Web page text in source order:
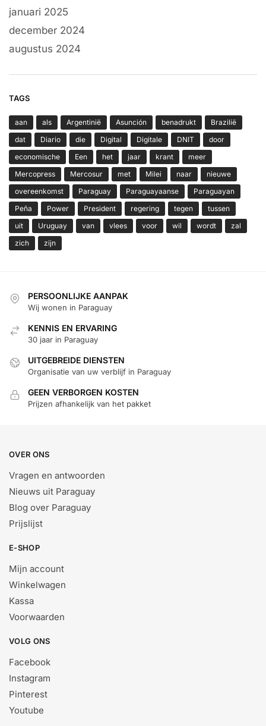
januari 2025
december 2024
augustus 2024
TAGS
aan als Argentinië Asunción benadrukt
Brazilië
dat
Diario die Digital Digitale DNIT
door
economische
Een het jaar krant
meer
Mercopress
Mercosur met Milei naar
nieuwe
overeenkomst
Paraguay Paraguayaanse
Paraguayan
Peña
Power President regering tegen
tussen
uit
Uruguay van vlees voor wil wordt
zal
zich
zijn
PERSOONLIJKE AANPAK
Wij wonen in Paraguay
KENNIS EN ERVARING
30 jaar in Paraguay
UITGEBREIDE DIENSTEN
Organisatie van uw verblijf in Paraguay
GEEN VERBORGEN KOSTEN
Prijzen afhankelijk van het pakket
OVER ONS
Vragen en antwoorden
Nieuws uit Paraguay
Blog over Paraguay
Prijslijst
E-SHOP
Mijn account
Winkelwagen
Kassa
Voorwaarden
VOLG ONS
Facebook
Instagram
Pinterest
Youtube